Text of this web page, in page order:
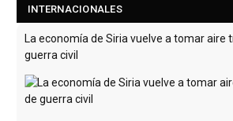
INTERNACIONALES
La economía de Siria vuelve a tomar aire
guerra civil